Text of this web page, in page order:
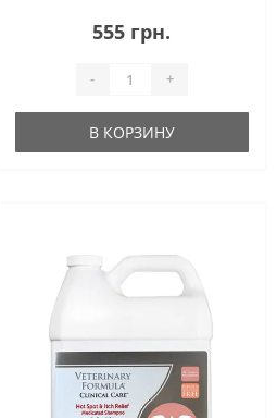
555 грн.
- +
В КОРЗИНУ